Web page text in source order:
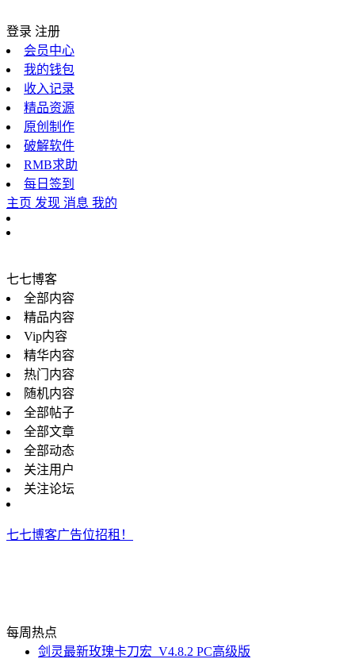
登录 注册
会员中心
我的钱包
收入记录
精品资源
原创制作
破解软件
RMB求助
每日签到
主页 发现 消息 我的
七七博客
全部内容
精品内容
Vip内容
精华内容
热门内容
随机内容
全部帖子
全部文章
全部动态
关注用户
关注论坛
七七博客广告位招租！
每周热点
剑灵最新玫瑰卡刀宏_V4.8.2 PC高级版